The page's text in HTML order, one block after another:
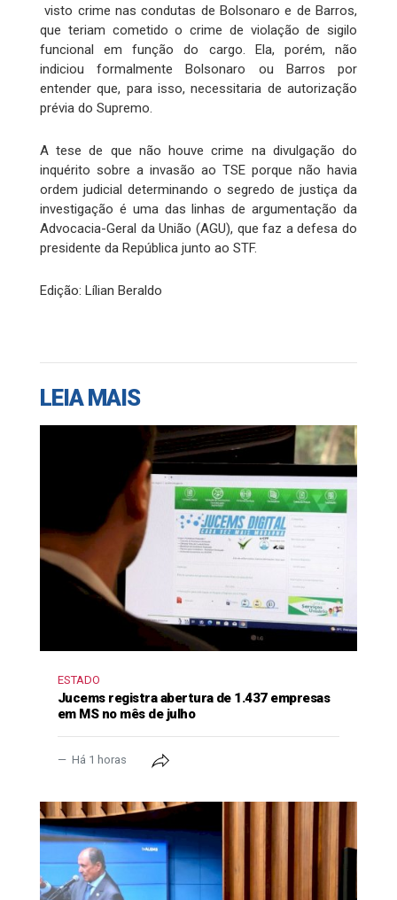
visto crime nas condutas de Bolsonaro e de Barros,
que teriam cometido o crime de violação de sigilo
funcional em função do cargo. Ela, porém, não
indiciou formalmente Bolsonaro ou Barros por
entender que, para isso, necessitaria de autorização
prévia do Supremo.
A tese de que não houve crime na divulgação do
inquérito sobre a invasão ao TSE porque não havia
ordem judicial determinando o segredo de justiça da
investigação é uma das linhas de argumentação da
Advocacia-Geral da União (AGU), que faz a defesa do
presidente da República junto ao STF.
Edição: Lílian Beraldo
LEIA MAIS
ESTADO
Jucems registra abertura de 1.437 empresas
em MS no mês de julho
Há 1 horas